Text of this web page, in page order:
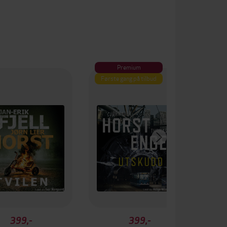
399,-
Premium
Første gang på tilbud
399,-